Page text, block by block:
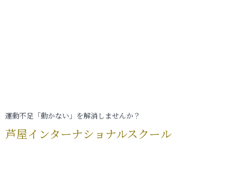
運動不足「動かない」を解消しませんか？
芦屋インターナショナルスクール